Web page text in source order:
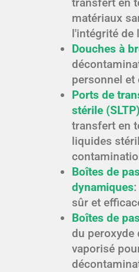
transfert en
matériaux
l'intégrité de
Douches à
personnel et
Ports de
stérile (SLTP)
transfert en
liquides
Boîtes de
dynamiques
sûr et
Boîtes de
du peroxyde
vaporisé